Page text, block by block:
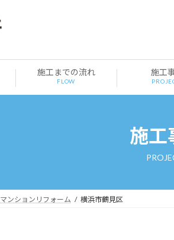
施工までの流れ
FLOW
施工
施工
マンションリフォーム 横浜市鶴見区